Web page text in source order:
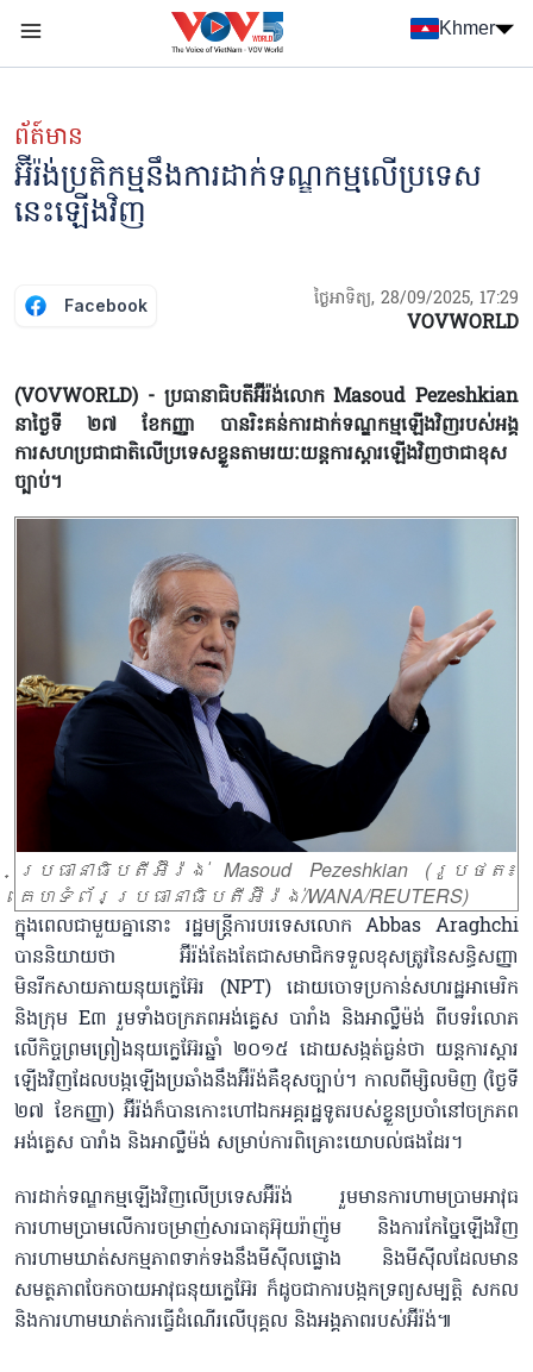
Nhảy đến nội dung
Khmer
ព័ត៍មាន
អ៊ីរ៉ង់ប្រតិកម្មនឹងការដាក់ទណ្ឌកម្មលើប្រទេស
នេះឡើងវិញ
Facebook ថ្ងៃអាទិត្យ, 28/09/2025, 17:29
VOVWORLD
(VOVWORLD) - ប្រធានាធិបតីអ៊ីរ៉ង់លោក Masoud Pezeshkian
នាថ្ងៃទី ២៧ ខែកញ្ញា បានរិះគន់ការដាក់ទណ្ឌកម្មឡើងវិញរបស់អង្គ
ការសហប្រជាជាតិលើប្រទេសខ្លួនតាមរយៈយន្តការស្តារឡើងវិញថាជាខុស
ច្បាប់។
ប្រធានាធិបតីអ៊ីរ៉ង់ Masoud Pezeshkian (រូបថត៖
គេហទំព័រប្រធានាធិបតីអ៊ីរ៉ង់/WANA/REUTERS)
ក្នុងពេលជាមួយគ្នានោះ រដ្ឋមន្ត្រីការបរទេសលោក Abbas Araghchi
បាននិយាយថា អ៊ីរ៉ង់តែងតែជាសមាជិកទទួលខុសត្រូវនៃសន្ធិសញ្ញា
មិនរីកសាយភាយនុយក្លេអ៊ែរ (NPT) ដោយចោទប្រកាន់សហរដ្ឋអាមេរិក
និងក្រុម E៣ រួមទាំងចក្រភពអង់គ្លេស បារាំង និងអាល្លឺម៉ង់ ពីបទរំលោភ
លើកិច្ចព្រមព្រៀងនុយក្លេអ៊ែរឆ្នាំ ២០១៥ ដោយសង្កត់ធ្ងន់ថា យន្តការស្តារ
ឡើងវិញដែលបង្កឡើងប្រឆាំងនឹងអ៊ីរ៉ង់គឺខុសច្បាប់។ កាលពីម្សិលមិញ (ថ្ងៃទី
២៧ ខែកញ្ញា) អ៊ីរ៉ង់ក៏បានកោះហៅឯកអគ្គរដ្ឋទូតរបស់ខ្លួនប្រចាំនៅចក្រភព
អង់គ្លេស បារាំង និងអាល្លឺម៉ង់ សម្រាប់ការពិគ្រោះយោបល់ផងដែរ។
ការដាក់ទណ្ឌកម្មឡើងវិញលើប្រទេសអ៊ីរ៉ង់ រួមមានការហាមប្រាមអាវុធ
ការហាមប្រាមលើការចម្រាញ់សារធាតុអ៊ុយរ៉ាញ៉ូម និងការកែច្នៃឡើងវិញ
ការហាមឃាត់សកម្មភាពទាក់ទងនឹងមីស៊ីលផ្លោង និងមីស៊ីលដែលមាន
សមត្ថភាពចែកចាយអាវុធនុយក្លេអ៊ែរ ក៏ដូចជាការបង្កកទ្រព្យសម្បត្តិ សកល
និងការហាមឃាត់ការធ្វើដំណើរលើបុគ្គល និងអង្គភាពរបស់អ៊ីរ៉ង់៕